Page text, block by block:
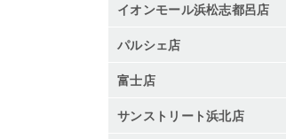
イオンモール浜松志都呂店
パルシェ店
富士店
サンストリート浜北店